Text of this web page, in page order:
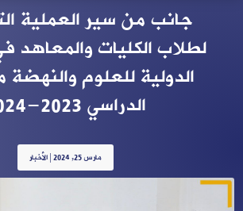
جانب من سير العملية
لطلاب الكليات والمعاهد
الدولية للعلوم
الدراسي 2023-2024
مارس 25, 2024 |الأخبار